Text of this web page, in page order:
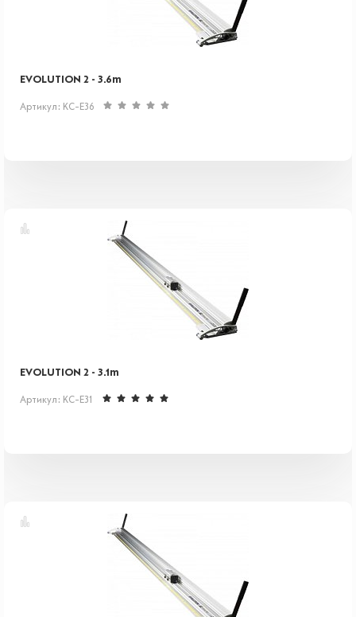
EVOLUTION 2 - 3.6m
Артикул: KC-E36
EVOLUTION 2 - 3.1m
Артикул: KC-E31